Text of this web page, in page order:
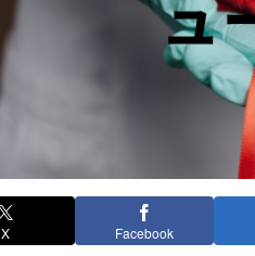
X Facebook